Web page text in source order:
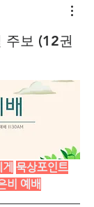
보 (12권
묵상포인트
비 예배